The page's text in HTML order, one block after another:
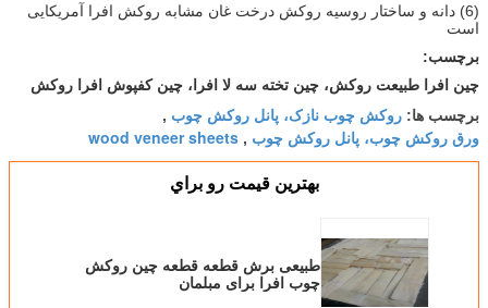
(6) دانه و ساختار روسیه روکش درخت غان مشابه روکش افرا آمریکایی
است
برچسب:
چین افرا طبیعت روکش، چین تخته سه لا افرا، چین کفپوش افرا روکش
برچسب ها: روکش چوب نازک، پانل روکش چوب ,
ورق روکش چوب، پانل روکش چوب ,
wood veneer sheets
بهترين قيمت رو براي
طبیعی برش قطعه قطعه چین روکش
چوب افرا برای مبلمان